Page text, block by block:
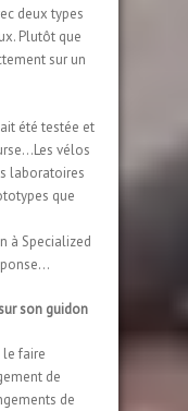
deux types
Plutôt que
sur un
été testée et
vélos
laboratoires
que
à Specialized
son guidon
le faire
de
de